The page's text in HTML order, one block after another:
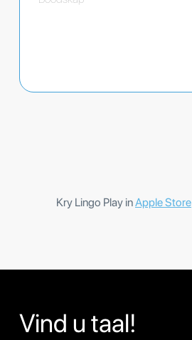
Kry Lingo Play inApple Store
Vind u taal!